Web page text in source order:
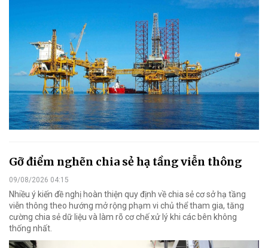
Gỡ điểm nghẽn chia sẻ hạ tầng viễn thông
09/08/2026 04:15
Nhiều ý kiến đề nghị hoàn thiện quy định về chia sẻ cơ sở hạ tầng
viễn thông theo hướng mở rộng phạm vi chủ thể tham gia, tăng
cường chia sẻ dữ liệu và làm rõ cơ chế xử lý khi các bên không
thống nhất.